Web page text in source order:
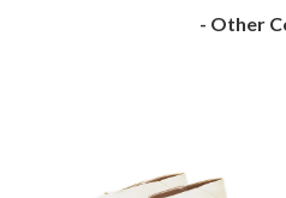
- Other